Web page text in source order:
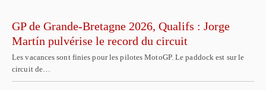
GP de Grande-Bretagne 2026, Qualifs : Jorge
Martín pulvérise le record du circuit
Les vacances sont finies pour les pilotes MotoGP. Le paddock est sur le
circuit de…